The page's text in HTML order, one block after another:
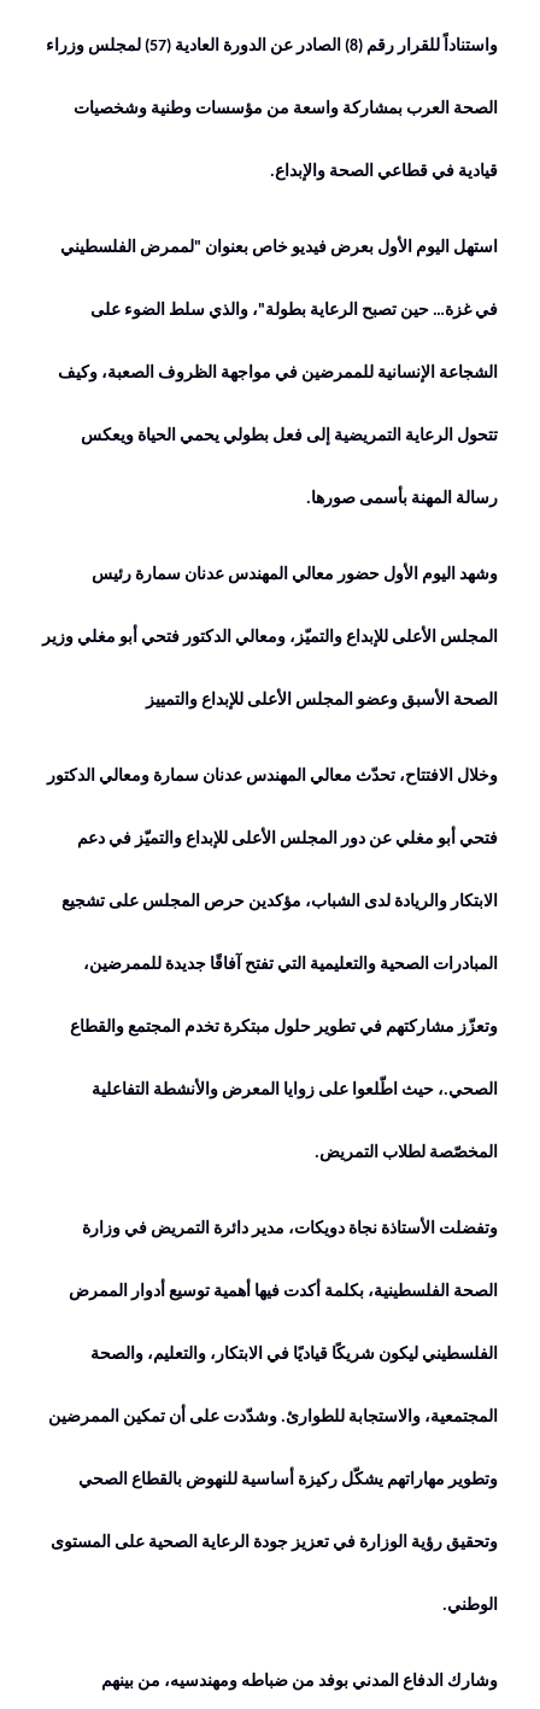
واستناداً للقرار رقم (8) الصادر عن الدورة العادية (57) لمجلس وزراء
الصحة العرب بمشاركة واسعة من مؤسسات وطنية وشخصيات
قيادية في قطاعي الصحة والإبداع.
استهل اليوم الأول بعرض فيديو خاص بعنوان "لممرض الفلسطيني
في غزة… حين تصبح الرعاية بطولة"، والذي سلط الضوء على
الشجاعة الإنسانية للممرضين في مواجهة الظروف الصعبة، وكيف
تتحول الرعاية التمريضية إلى فعل بطولي يحمي الحياة ويعكس
رسالة المهنة بأسمى صورها.
وشهد اليوم الأول حضور معالي المهندس عدنان سمارة رئيس
المجلس الأعلى للإبداع والتميّز، ومعالي الدكتور فتحي أبو مغلي وزير
الصحة الأسبق وعضو المجلس الأعلى للإبداع والتمييز
وخلال الافتتاح، تحدّث معالي المهندس عدنان سمارة ومعالي الدكتور
فتحي أبو مغلي عن دور المجلس الأعلى للإبداع والتميّز في دعم
الابتكار والريادة لدى الشباب، مؤكدين حرص المجلس على تشجيع
المبادرات الصحية والتعليمية التي تفتح آفاقًا جديدة للممرضين،
وتعزّز مشاركتهم في تطوير حلول مبتكرة تخدم المجتمع والقطاع
الصحي.، حيث اطّلعوا على زوايا المعرض والأنشطة التفاعلية
المخصّصة لطلاب التمريض.
وتفضلت الأستاذة نجاة دويكات، مدير دائرة التمريض في وزارة
الصحة الفلسطينية، بكلمة أكدت فيها أهمية توسيع أدوار الممرض
الفلسطيني ليكون شريكًا قياديًا في الابتكار، والتعليم، والصحة
المجتمعية، والاستجابة للطوارئ. وشدّدت على أن تمكين الممرضين
وتطوير مهاراتهم يشكّل ركيزة أساسية للنهوض بالقطاع الصحي
وتحقيق رؤية الوزارة في تعزيز جودة الرعاية الصحية على المستوى
الوطني.
وشارك الدفاع المدني بوفد من ضباطه ومهندسيه، من بينهم